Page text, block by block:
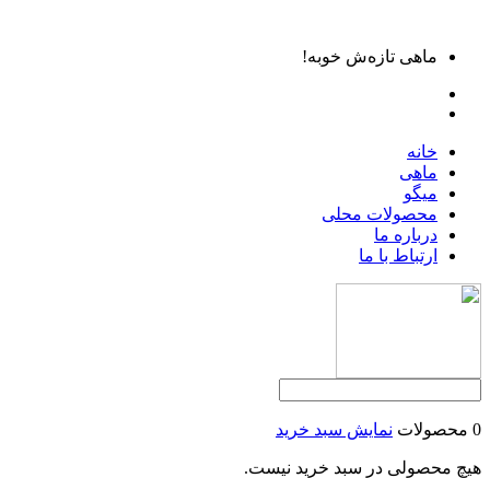
ماهی تازه‌ش خوبه!
خانه
ماهی
میگو
محصولات محلی
درباره ما
ارتباط با ما
0 محصولات نمایش سبد خرید
هیچ محصولی در سبد خرید نیست.